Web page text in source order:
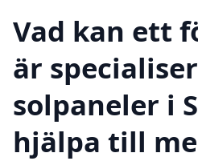
Vad kan ett
är
solpaneler i
hjälpa till